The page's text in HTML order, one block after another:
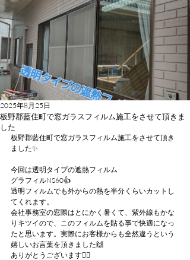
板野郡藍住町で窓ガラスフィルム施工をさせて頂きま
した
2025年8月25日
板野郡藍住町で窓ガラスフィルム施工をさせて頂き
ました✨
今回は透明タイプの遮熱フィルム
グラフィルNS60👍
透明フィルムでも外からの熱を半分くらいカットし
てくれます。
会社事務室の窓際はとにかく暑くて、紫外線もかな
りキツイので、このフィルムを貼る事で快適になっ
たと思います。実際にお客様からも全然違うという
嬉しいお言葉を頂きました🙌
ありがとうございます🙇‍♂